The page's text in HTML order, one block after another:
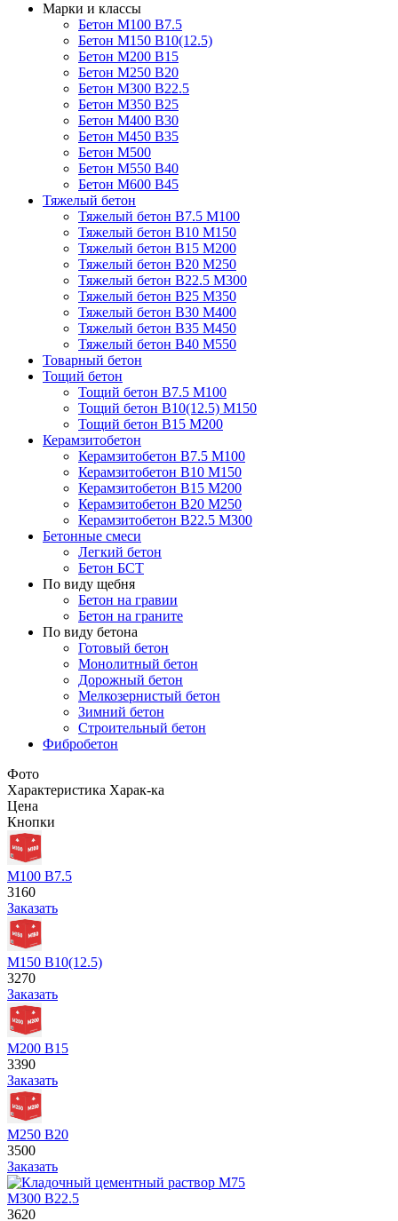
Марки и классы
Бетон М100 В7.5
Бетон М150 В10(12.5)
Бетон М200 В15
Бетон М250 В20
Бетон М300 В22.5
Бетон М350 В25
Бетон М400 В30
Бетон М450 В35
Бетон М500
Бетон М550 В40
Бетон М600 В45
Тяжелый бетон
Тяжелый бетон В7.5 М100
Тяжелый бетон В10 М150
Тяжелый бетон В15 М200
Тяжелый бетон В20 М250
Тяжелый бетон В22.5 М300
Тяжелый бетон В25 М350
Тяжелый бетон В30 М400
Тяжелый бетон В35 М450
Тяжелый бетон В40 М550
Товарный бетон
Тощий бетон
Тощий бетон В7.5 М100
Тощий бетон В10(12.5) М150
Тощий бетон В15 М200
Керамзитобетон
Керамзитобетон В7.5 М100
Керамзитобетон В10 М150
Керамзитобетон В15 М200
Керамзитобетон В20 М250
Керамзитобетон В22.5 М300
Бетонные смеси
Легкий бетон
Бетон БСТ
По виду щебня
Бетон на гравии
Бетон на граните
По виду бетона
Готовый бетон
Монолитный бетон
Дорожный бетон
Мелкозернистый бетон
Зимний бетон
Строительный бетон
Фибробетон
Фото
Характеристика Харак-ка
Цена
Кнопки
М100 В7.5
3160
Заказать
М150 В10(12.5)
3270
Заказать
М200 В15
3390
Заказать
М250 В20
3500
Заказать
М300 В22.5
3620